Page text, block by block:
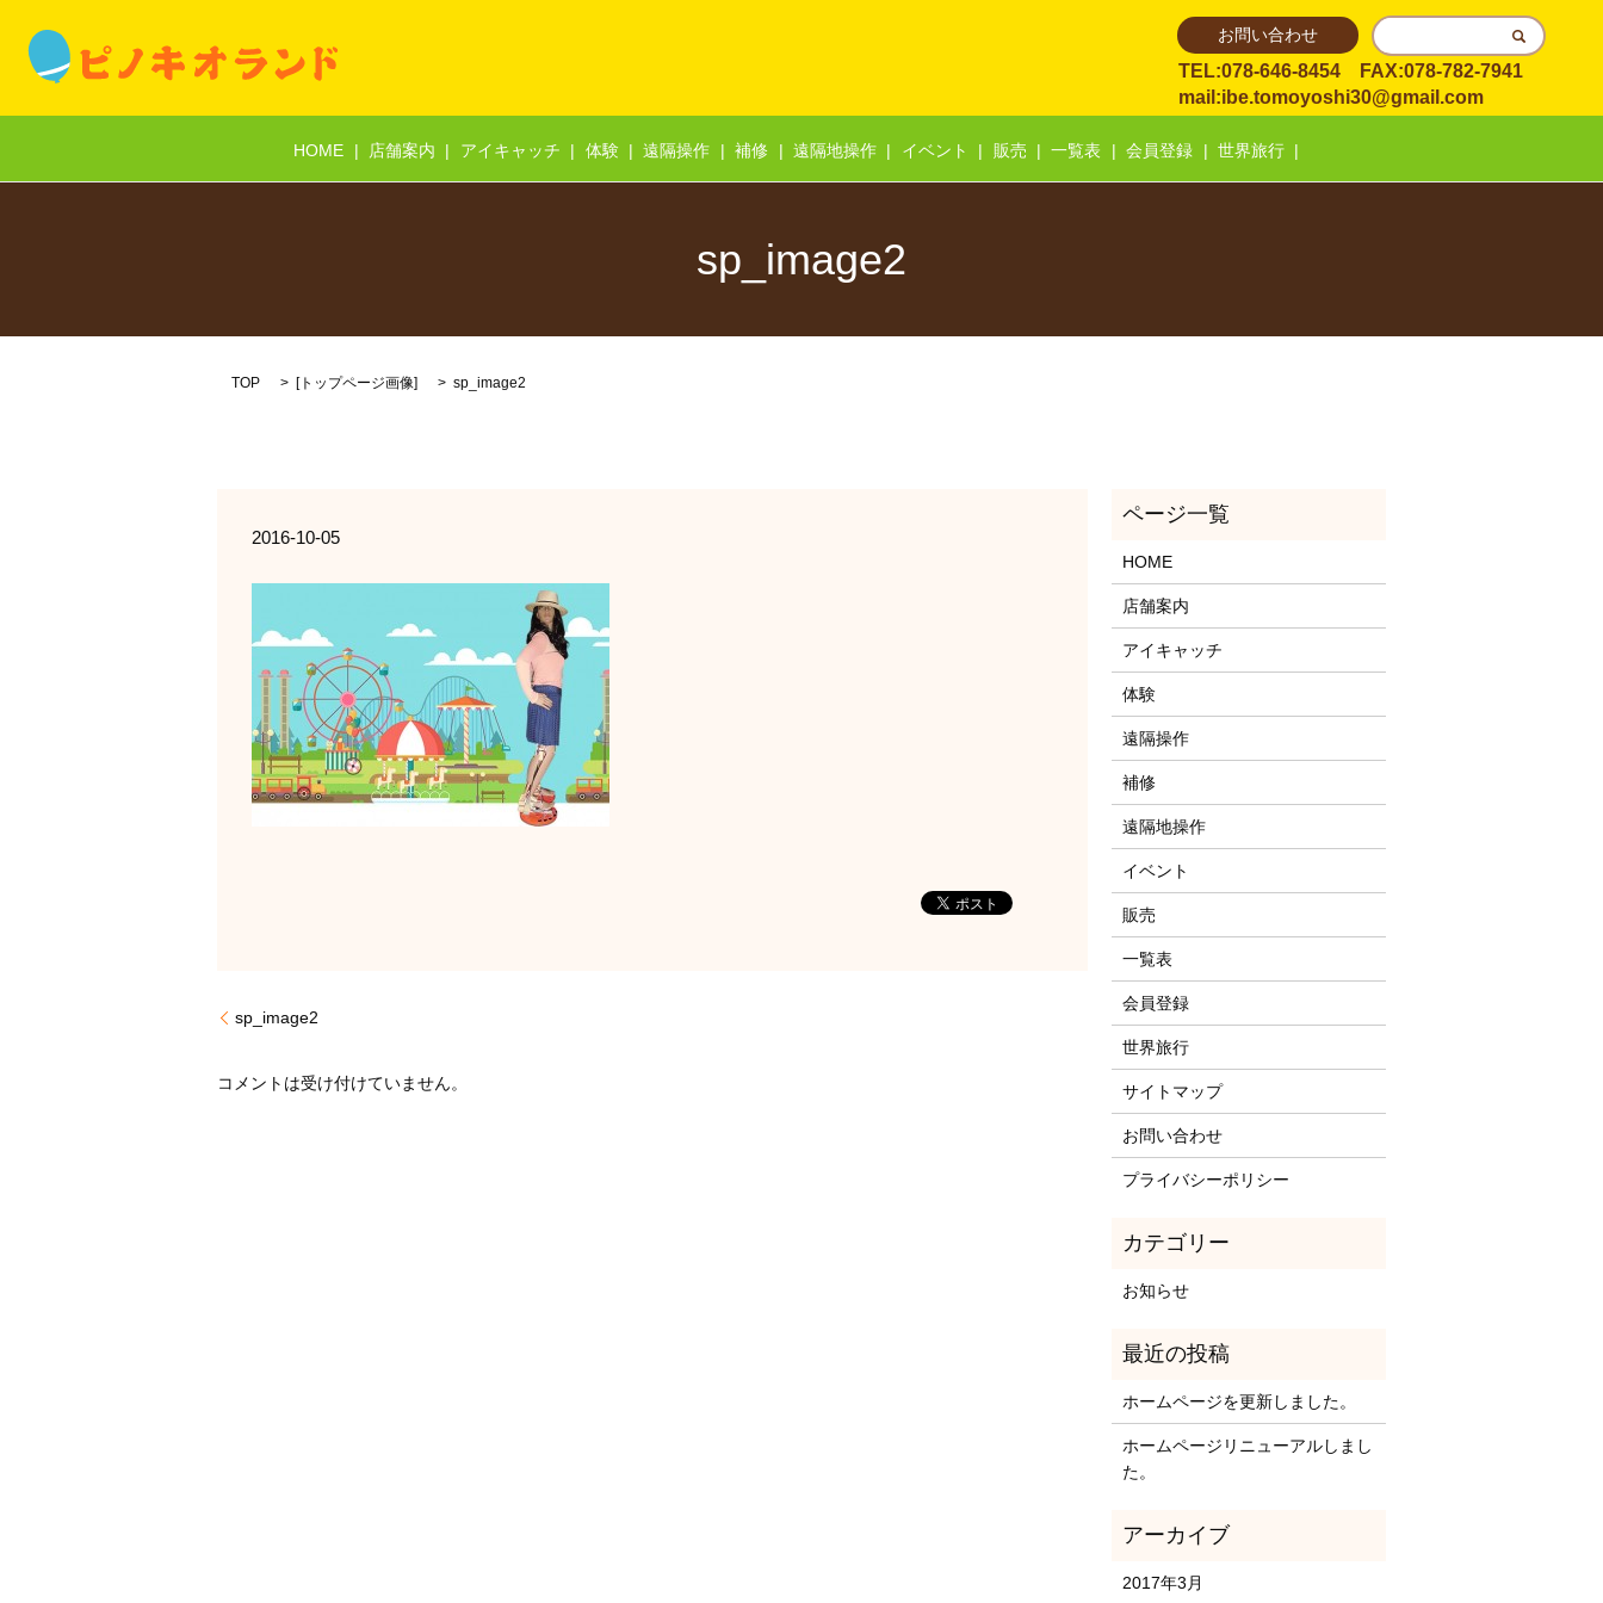
TEL:078-646-8454 FAX:078-782-7941
mail:ibe.tomoyoshi30@gmail.com
HOME 店舗案内 アイキャッチ 体験 遠隔操作 補修 遠隔地操作 イベント 販売 一覧表 会員登録 世界旅行
お問い合わせ
sp_image2
TOP [トップページ画像] sp_image2
2016-10-05
sp_image2
コメントは受け付けていません。
HOME
店舗案内
アイキャッチ
体験
遠隔操作
補修
遠隔地操作
イベント
販売
一覧表
会員登録
世界旅行
サイトマップ
お問い合わせ
プライバシーポリシー
お知らせ
ホームページを更新しました。
ホームページリニューアルしまし
た。
2017年3月